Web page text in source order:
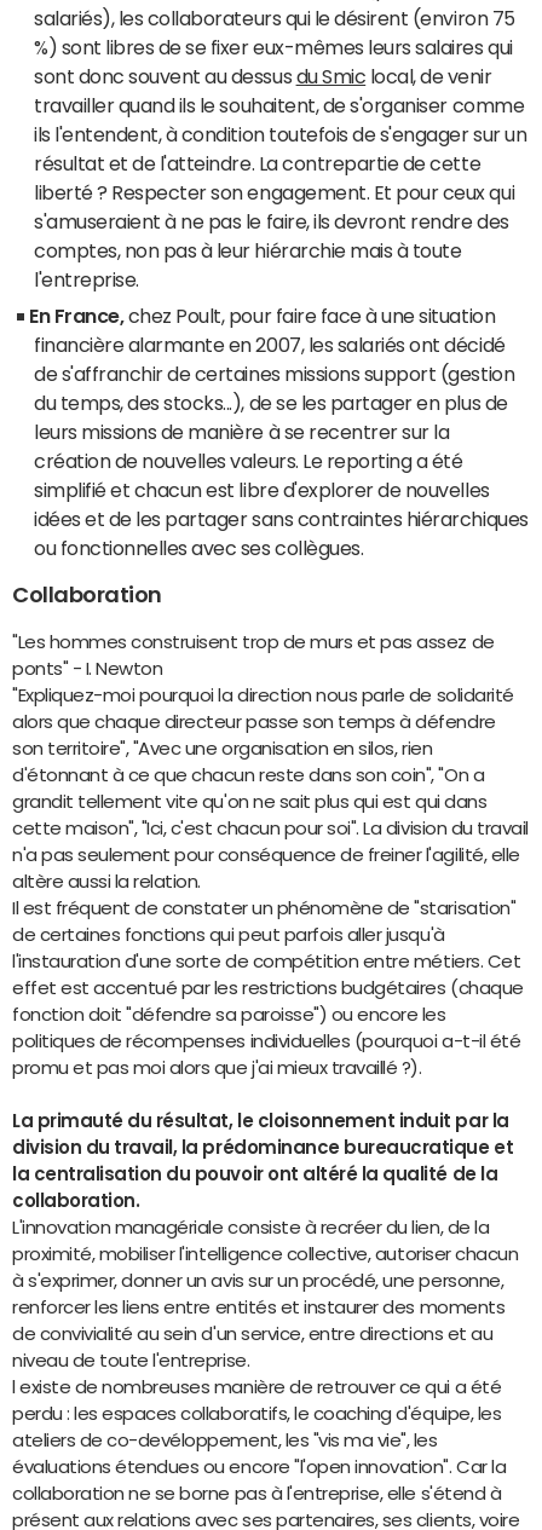
salariés), les collaborateurs qui le désirent (environ 75
%) sont libres de se fixer eux-mêmes leurs salaires qui
sont donc souvent au dessus du Smic local, de venir
travailler quand ils le souhaitent, de s'organiser comme
ils l'entendent, à condition toutefois de s'engager sur un
résultat et de l'atteindre. La contrepartie de cette
liberté ? Respecter son engagement. Et pour ceux qui
s'amuseraient à ne pas le faire, ils devront rendre des
comptes, non pas à leur hiérarchie mais à toute
l'entreprise.
En France, chez Poult, pour faire face à une situation
financière alarmante en 2007, les salariés ont décidé
de s'affranchir de certaines missions support (gestion
du temps, des stocks...), de se les partager en plus de
leurs missions de manière à se recentrer sur la
création de nouvelles valeurs. Le reporting a été
simplifié et chacun est libre d'explorer de nouvelles
idées et de les partager sans contraintes hiérarchiques
ou fonctionnelles avec ses collègues.
Collaboration
"Les hommes construisent trop de murs et pas assez de
ponts" - I. Newton
"Expliquez-moi pourquoi la direction nous parle de solidarité
alors que chaque directeur passe son temps à défendre
son territoire", "Avec une organisation en silos, rien
d'étonnant à ce que chacun reste dans son coin", "On a
grandit tellement vite qu'on ne sait plus qui est qui dans
cette maison", "Ici, c'est chacun pour soi". La division du travail
n'a pas seulement pour conséquence de freiner l'agilité, elle
altère aussi la relation.
Il est fréquent de constater un phénomène de "starisation"
de certaines fonctions qui peut parfois aller jusqu'à
l'instauration d'une sorte de compétition entre métiers. Cet
effet est accentué par les restrictions budgétaires (chaque
fonction doit "défendre sa paroisse") ou encore les
politiques de récompenses individuelles (pourquoi a-t-il été
promu et pas moi alors que j'ai mieux travaillé ?).
La primauté du résultat, le cloisonnement induit par la
division du travail, la prédominance bureaucratique et
la centralisation du pouvoir ont altéré la qualité de la
collaboration.
L'innovation managériale consiste à recréer du lien, de la
proximité, mobiliser l'intelligence collective, autoriser chacun
à s'exprimer, donner un avis sur un procédé, une personne,
renforcer les liens entre entités et instaurer des moments
de convivialité au sein d'un service, entre directions et au
niveau de toute l'entreprise.
l existe de nombreuses manière de retrouver ce qui a été
perdu : les espaces collaboratifs, le coaching d'équipe, les
ateliers de co-devéloppement, les "vis ma vie", les
évaluations étendues ou encore "l'open innovation". Car la
collaboration ne se borne pas à l'entreprise, elle s'étend à
présent aux relations avec ses partenaires, ses clients, voire